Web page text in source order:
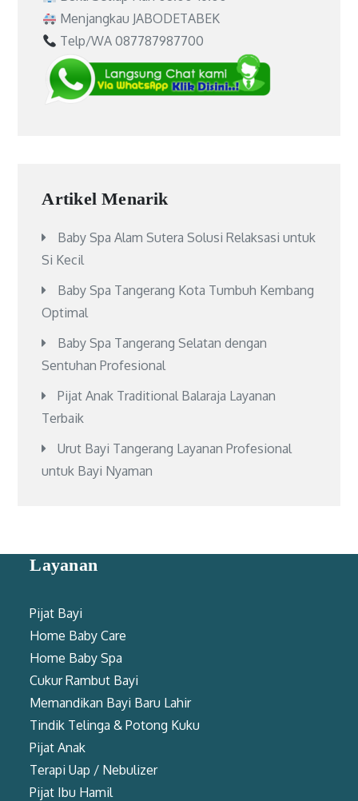
Menjangkau JABODETABEK
Telp/WA 087787987700
Artikel Menarik
Baby Spa Alam Sutera Solusi Relaksasi untuk
Si Kecil
Baby Spa Tangerang Kota Tumbuh Kembang
Optimal
Baby Spa Tangerang Selatan dengan
Sentuhan Profesional
Pijat Anak Traditional Balaraja Layanan
Terbaik
Urut Bayi Tangerang Layanan Profesional
untuk Bayi Nyaman
Layanan
Pijat Bayi
Home Baby Care
Home Baby Spa
Cukur Rambut Bayi
Memandikan Bayi Baru Lahir
Tindik Telinga & Potong Kuku
Pijat Anak
Terapi Uap / Nebulizer
Pijat Ibu Hamil